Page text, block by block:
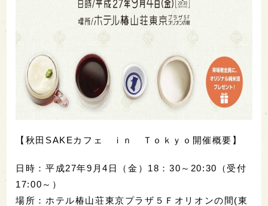
【秋田SAKEカフェ ｉｎ Ｔｏｋｙｏ開催概要】
日時：平成27年9月4日（金）18：30～20:30（受付
17:00～）
場所：ホテル椿山荘東京プラザ５Ｆオリオンの間(東